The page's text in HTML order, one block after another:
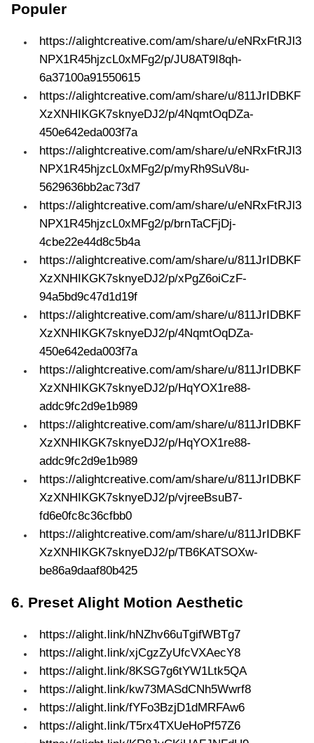
Populer
https://alightcreative.com/am/share/u/eNRxFtRJl3
NPX1R45hjzcL0xMFg2/p/JU8AT9I8qh-
6a37100a91550615
https://alightcreative.com/am/share/u/811JrIDBKF
XzXNHIKGK7sknyeDJ2/p/4NqmtOqDZa-
450e642eda003f7a
https://alightcreative.com/am/share/u/eNRxFtRJl3
NPX1R45hjzcL0xMFg2/p/myRh9SuV8u-
5629636bb2ac73d7
https://alightcreative.com/am/share/u/eNRxFtRJl3
NPX1R45hjzcL0xMFg2/p/brnTaCFjDj-
4cbe22e44d8c5b4a
https://alightcreative.com/am/share/u/811JrIDBKF
XzXNHIKGK7sknyeDJ2/p/xPgZ6oiCzF-
94a5bd9c47d1d19f
https://alightcreative.com/am/share/u/811JrIDBKF
XzXNHIKGK7sknyeDJ2/p/4NqmtOqDZa-
450e642eda003f7a
https://alightcreative.com/am/share/u/811JrIDBKF
XzXNHIKGK7sknyeDJ2/p/HqYOX1re88-
addc9fc2d9e1b989
https://alightcreative.com/am/share/u/811JrIDBKF
XzXNHIKGK7sknyeDJ2/p/HqYOX1re88-
addc9fc2d9e1b989
https://alightcreative.com/am/share/u/811JrIDBKF
XzXNHIKGK7sknyeDJ2/p/vjreeBsuB7-
fd6e0fc8c36cfbb0
https://alightcreative.com/am/share/u/811JrIDBKF
XzXNHIKGK7sknyeDJ2/p/TB6KATSOXw-
be86a9daaf80b425
6. Preset Alight Motion Aesthetic
https://alight.link/hNZhv66uTgifWBTg7
https://alight.link/xjCgzZyUfcVXAecY8
https://alight.link/8KSG7g6tYW1Ltk5QA
https://alight.link/kw73MASdCNh5Wwrf8
https://alight.link/fYFo3BzjD1dMRFAw6
https://alight.link/T5rx4TXUeHoPf57Z6